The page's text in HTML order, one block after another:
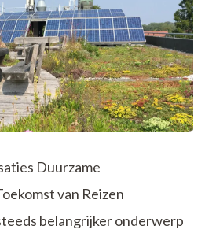
Duurzame
van Reizen
belangrijker onderwerp